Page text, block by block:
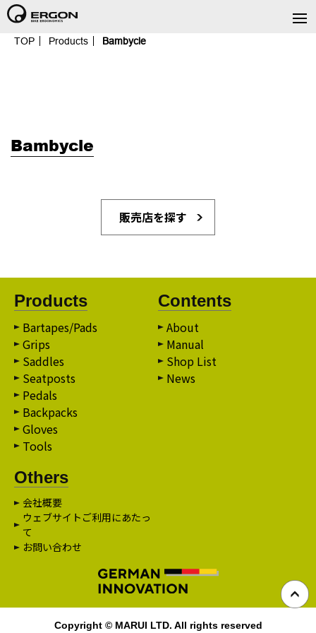
TOP Products Bambycle
Bambycle
販売店を探す
Products
Bartapes/Pads
Grips
Saddles
Seatposts
Pedals
Backpacks
Gloves
Tools
Contents
About
Manual
Shop List
News
Others
会社概要
ウェブサイトご利用にあたっ
て
お問い合わせ
Copyright © MARUI LTD. All rights reserved